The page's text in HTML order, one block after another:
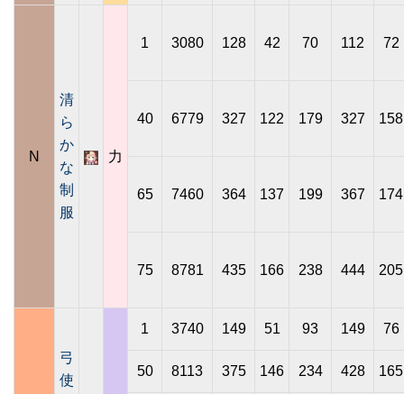
N
清
ら
か
な
制
服
力
1 3080 128 42 70 112 72
40 6779 327 122 179 327 158
65 7460 364 137 199 367 174
75 8781 435 166 238 444 205
弓
使
1 3740 149 51 93 149 76
50 8113 375 146 234 428 165